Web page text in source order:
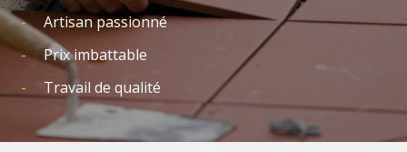
Artisan passionné
Prix imbattable
Travail de qualité